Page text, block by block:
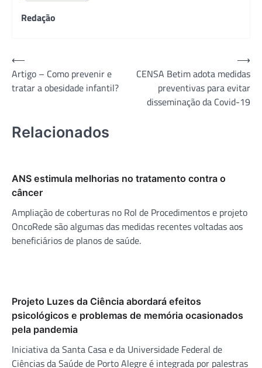
Redação
Navegação
de
Post
⟵
Artigo – Como prevenir e
tratar a obesidade infantil?
CENSA Betim adota medidas
preventivas para evitar
disseminação da Covid-19
⟶
Relacionados
ANS estimula melhorias no tratamento contra o
câncer
Ampliação de coberturas no Rol de Procedimentos e projeto
OncoRede são algumas das medidas recentes voltadas aos
beneficiários de planos de saúde.
Projeto Luzes da Ciência abordará efeitos
psicológicos e problemas de memória ocasionados
pela pandemia
Iniciativa da Santa Casa e da Universidade Federal de
Ciências da Saúde de Porto Alegre é integrada por palestras